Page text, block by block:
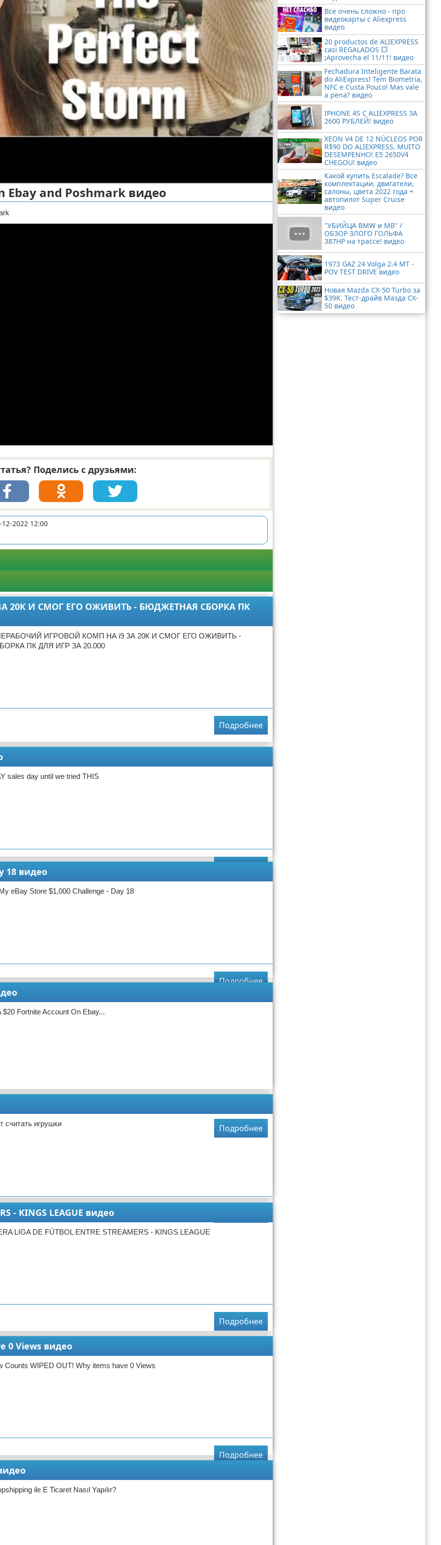
Ebay and Poshmark видео
Поделись с друзьями:
12-2022 12:00
20К И СМОГ ЕГО ОЖИВИТЬ - БЮДЖЕТНАЯ СБОРКА ПК
ИГРОВОЙ КОМП НА i9 ЗА 20К И СМОГ ЕГО ОЖИВИТЬ -
ПК ДЛЯ ИГР ЗА 20.000
Подробнее
sales day until we tried THIS
18 видео
eBay Store $1,000 Challenge - Day 18
Подробнее
$20 Fortnite Account On Ebay...
Подробнее
считать игрушки
- KINGS LEAGUE видео
LIGA DE FÚTBOL ENTRE STREAMERS - KINGS LEAGUE
Подробнее
0 Views видео
Counts WIPED OUT! Why items have 0 Views
Подробнее
ile E Ticaret Nasıl Yapılır?
Все очень сложно - про
видеокарты с Aliexpress
видео
20 productos de ALIEXPRESS
casi REGALADOS 💥
¡Aprovecha el 11/11! видео
Fechadura Inteligente Barata
do AliExpress! Tem Biometria,
NFC e Custa Pouco! Mas vale
a pena? видео
IPHONE 4S С ALIEXPRESS ЗА
2600 РУБЛЕЙ! видео
XEON V4 DE 12 NÚCLEOS POR
R$90 DO ALIEXPRESS, MUITO
DESEMPENHO! E5 2650V4
CHEGOU! видео
Какой купить Escalade? Все
комплектации, двигатели,
салоны, цвета 2022 года +
автопилот Super Cruise
видео
"УБИЙЦА BMW и MB" /
ОБЗОР ЗЛОГО ГОЛЬФА
387HP на трассе! видео
1973 GAZ 24 Volga 2.4 MT -
POV TEST DRIVE видео
Новая Mazda CX-50 Turbo за
$39K. Тест-драйв Мазда CX-
50 видео